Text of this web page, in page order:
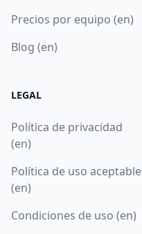
Precios por equipo (en)
Blog (en)
LEGAL
Política de privacidad
(en)
Política de uso aceptable
(en)
Condiciones de uso (en)